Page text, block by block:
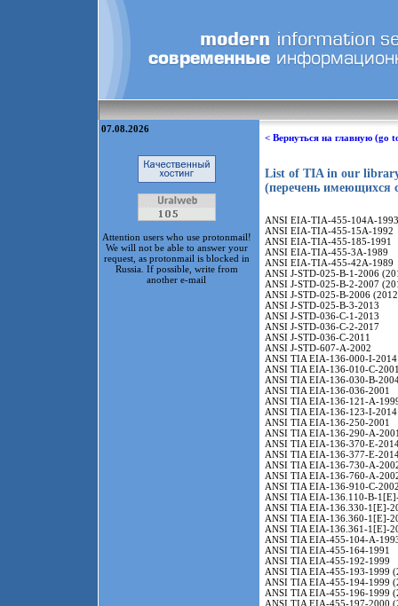
07.08.2026
Attention users who use protonmail!
We will not be able to answer your
request, as protonmail is blocked in
Russia. If possible, write from
another e-mail
< Вернуться на главную (go
List of TIA in our
(перечень имеющихся
ANSI EIA-TIA-455-104A-
ANSI EIA-TIA-455-15A-1992
ANSI EIA-TIA-455-185-1991
ANSI EIA-TIA-455-3A-1989
ANSI EIA-TIA-455-42A-1989
ANSI J-STD-025-B-1-2006
ANSI J-STD-025-B-2-2007
ANSI J-STD-025-B-2006
ANSI J-STD-025-B-3-2013
ANSI J-STD-036-C-1-2013
ANSI J-STD-036-C-2-2017
ANSI J-STD-036-C-2011
ANSI J-STD-607-A-2002
ANSI TIA EIA-136-000-I-
ANSI TIA EIA-136-010-C-
ANSI TIA EIA-136-030-B-
ANSI TIA EIA-136-036-2001
ANSI TIA EIA-136-121-A-
ANSI TIA EIA-136-123-I-2014
ANSI TIA EIA-136-250-2001
ANSI TIA EIA-136-290-A-
ANSI TIA EIA-136-370-E-
ANSI TIA EIA-136-377-E-
ANSI TIA EIA-136-730-A-
ANSI TIA EIA-136-760-A-
ANSI TIA EIA-136-910-C-
ANSI TIA EIA-136.110-B-
ANSI TIA EIA-136.330-1[E]-
ANSI TIA EIA-136.360-1[E]-
ANSI TIA EIA-136.361-1[E]-
ANSI TIA EIA-455-104-A-
ANSI TIA EIA-455-164-1991
ANSI TIA EIA-455-192-1999
ANSI TIA EIA-455-193-1999
ANSI TIA EIA-455-194-1999
ANSI TIA EIA-455-196-1999
ANSI TIA EIA-455-197-2000